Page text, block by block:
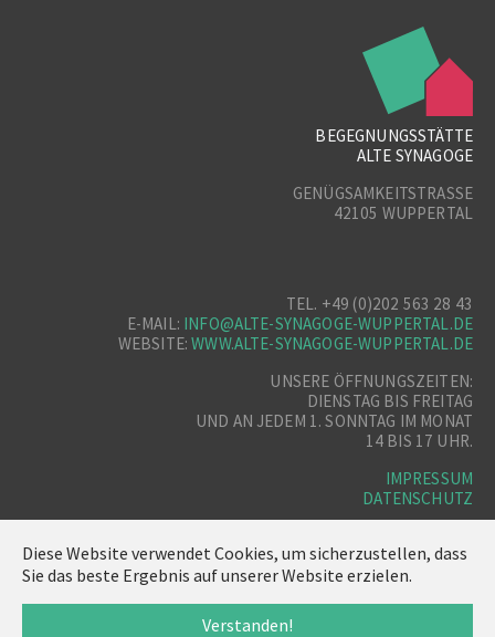
Diese Website verwendet Cookies, um sicherzustellen, dass
Sie das beste Ergebnis auf unserer Website erzielen.
Verstanden!
BEGEGNUNGSSTÄTTE
ALTE SYNAGOGE
GENÜGSAMKEITSTRASSE
42105 WUPPERTAL
TEL. +49 (0)202 563 28 43
E-MAIL: INFO@ALTE-SYNAGOGE-WUPPERTAL.DE
WEBSITE:WWW.ALTE-SYNAGOGE-WUPPERTAL.DE
UNSERE ÖFFNUNGSZEITEN:
DIENSTAG BIS FREITAG
UND AN JEDEM 1. SONNTAG IM MONAT
14 BIS 17 UHR.
IMPRESSUM
DATENSCHUTZ